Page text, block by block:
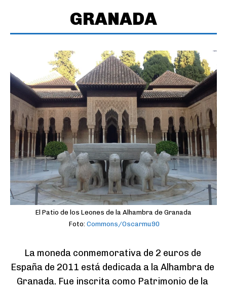
GRANADA
El Patio de los Leones de la Alhambra de Granada
Foto: Commons/Oscarmu90
La moneda conmemorativa de 2 euros de
España de 2011 está dedicada a la Alhambra de
Granada. Fue inscrita como Patrimonio de la